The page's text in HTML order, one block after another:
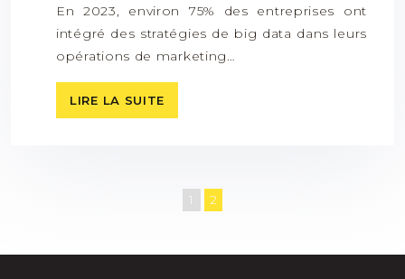
En 2023, environ 75% des entreprises ont
intégré des stratégies de big data dans leurs
opérations de marketing…
LIRE LA SUITE
1 2